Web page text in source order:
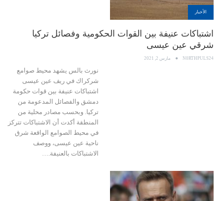
الأخبار
اشتباكات عنيفة بين القوات الحكومية وفصائل تركيا
شرقي عين عيسى
N0RTHPULS24 مارس 2, 2021
نورث بالس يشهد محيط صوامع
شركراك في ريف عين عيسى
اشتباكات عنيفة بين قوات حكومة
دمشق والفصائل المدعومة من
تركيا. وبحسب مصادر محلية من
المنطقة أكدت أن الاشتباكات تتركز
في محيط الصوامع الواقعة شرق
ناحية عين عيسى، ووصف
الاشتباكات بالعنيفة.…